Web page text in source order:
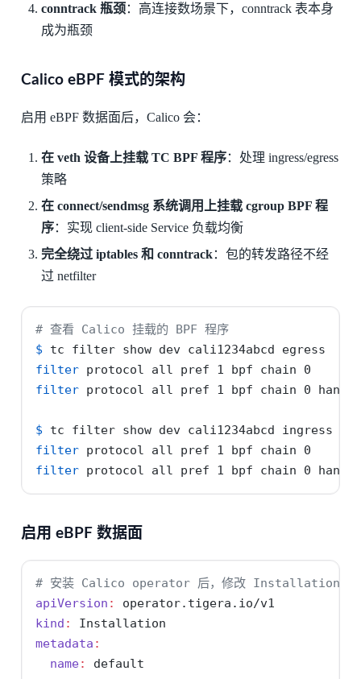
conntrack 瓶颈：高连接数场景下，conntrack 表本身
成为瓶颈
Calico eBPF 模式的架构
启用 eBPF 数据面后，Calico 会：
在 veth 设备上挂载 TC BPF 程序：处理 ingress/egress
策略
在 connect/sendmsg 系统调用上挂载 cgroup BPF 程
序：实现 client-side Service 负载均衡
完全绕过 iptables 和 conntrack：包的转发路径不经
过 netfilter
# 查看 Calico 挂载的 BPF 程序
$ tc filter show dev cali1234abcd egress
filter protocol all pref 1 bpf chain 0
filter protocol all pref 1 bpf chain 0
$ tc filter show dev cali1234abcd ingress
filter protocol all pref 1 bpf chain 0
filter protocol all pref 1 bpf chain 0
启用 eBPF 数据面
# 安装 Calico operator 后，修改 Installation 资
apiVersion :
operator.tigera.io/v1
kind :
Installation
metadata :
name:
default